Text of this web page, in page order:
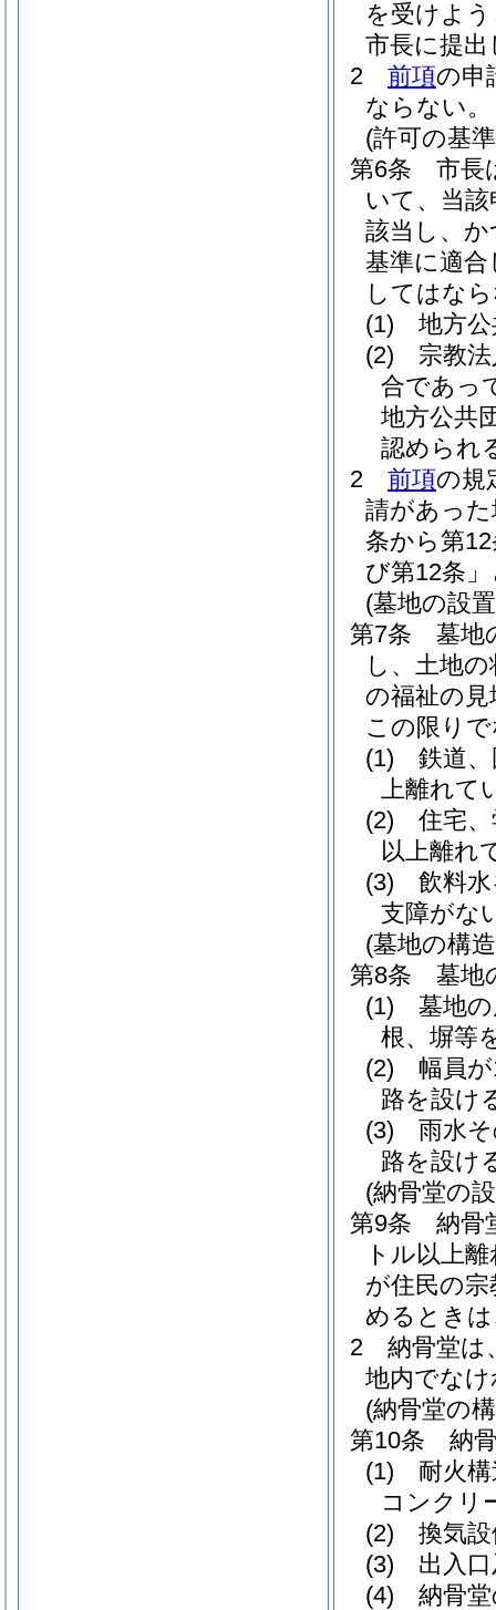
を受けよ
市長に提
2
前項の申
ならない。
(許可の基
第6条
市長
いて、当
該当し、
基準に適
してはな
(1)
地方
(2)
宗教
合であっ
地方公共
認められ
2
前項の規
請があっ
条から第
び第12条
(墓地の設
第7条
墓地
し、土地
の福祉の
この限り
(1)
鉄道
上離れて
(2)
住宅
以上離れ
(3)
飲料
支障がな
(墓地の構
第8条
墓地
(1)
墓地
根、塀等
(2)
幅員
路を設け
(3)
雨水
路を設け
(納骨堂の
第9条
納骨
トル以上
が住民の
めるとき
2
納骨堂は
地内でな
(納骨堂の
第10条
納
(1)
耐火
コンクリ
(2)
換気
(3)
出入
(4)
納骨